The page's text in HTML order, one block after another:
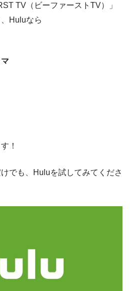
TV（ビーファーストTV）」
Huluなら
！
でも、Huluを試してみてくださ